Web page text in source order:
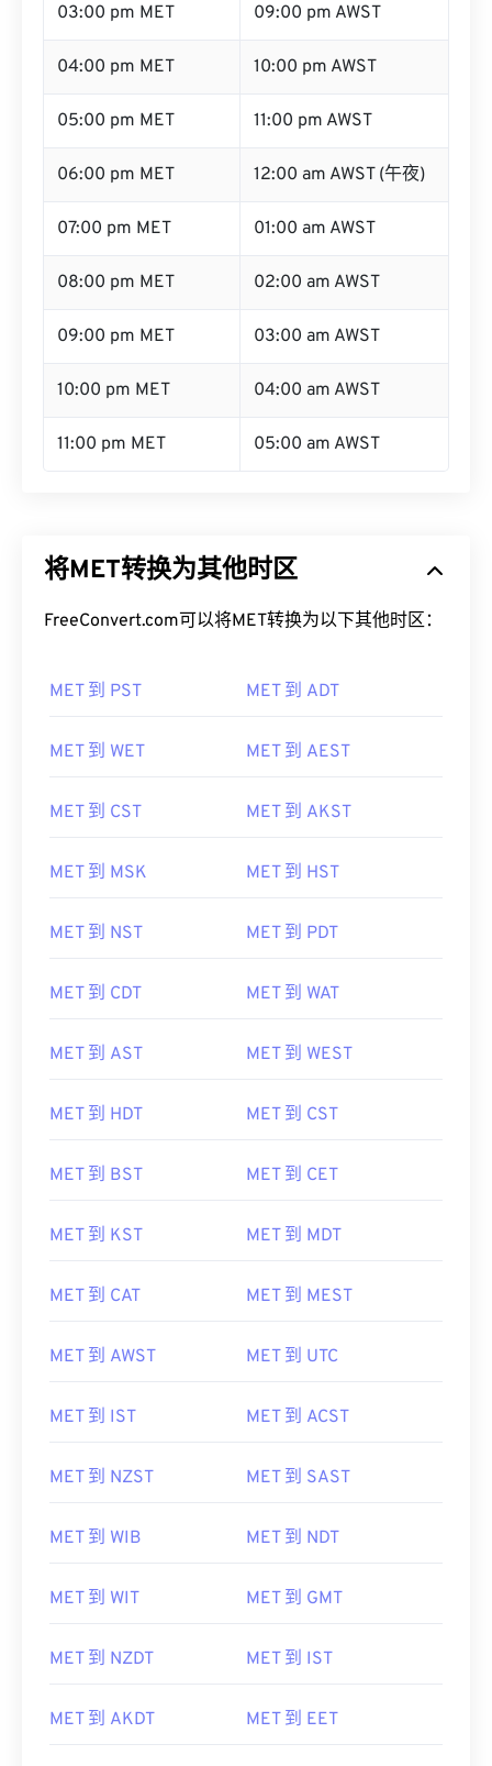
03:00 pm MET 09:00 pm AWST
04:00 pm MET 10:00 pm AWST
05:00 pm MET 11:00 pm AWST
06:00 pm MET 12:00 am AWST (午夜)
07:00 pm MET 01:00 am AWST
08:00 pm MET 02:00 am AWST
09:00 pm MET 03:00 am AWST
10:00 pm MET 04:00 am AWST
11:00 pm MET 05:00 am AWST
将MET转换为其他时区
FreeConvert.com可以将MET转换为以下其他时区：
MET 到 PST MET 到 ADT
MET 到 WET MET 到 AEST
MET 到 CST MET 到 AKST
MET 到 MSK MET 到 HST
MET 到 NST MET 到 PDT
MET 到 CDT MET 到 WAT
MET 到 AST MET 到 WEST
MET 到 HDT MET 到 CST
MET 到 BST MET 到 CET
MET 到 KST MET 到 MDT
MET 到 CAT MET 到 MEST
MET 到 AWST MET 到 UTC
MET 到 IST MET 到 ACST
MET 到 NZST MET 到 SAST
MET 到 WIB MET 到 NDT
MET 到 WIT MET 到 GMT
MET 到 NZDT MET 到 IST
MET 到 AKDT MET 到 EET